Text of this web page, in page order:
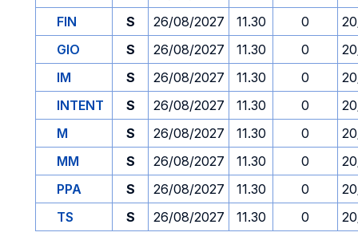
FIN
S 26/08/2027 11.30 0
GIO
S 26/08/2027 11.30 0
IM
S 26/08/2027 11.30 0
INTENT
S 26/08/2027 11.30 0
M
S 26/08/2027 11.30 0
MM
S 26/08/2027 11.30 0
PPA
S 26/08/2027 11.30 0
TS
S 26/08/2027 11.30 0